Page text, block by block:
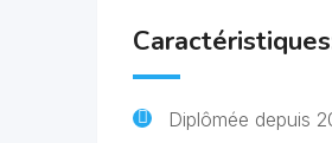
Diplômée depuis